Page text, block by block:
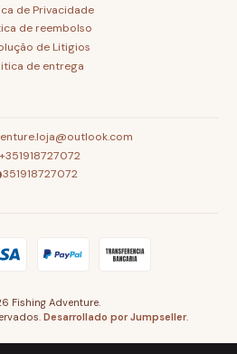
de Privacidade
de reembolso
de Litigios
de entrega
+351918727072
351918727072
Fishing Adventure.
Desarrollado por Jumpseller.